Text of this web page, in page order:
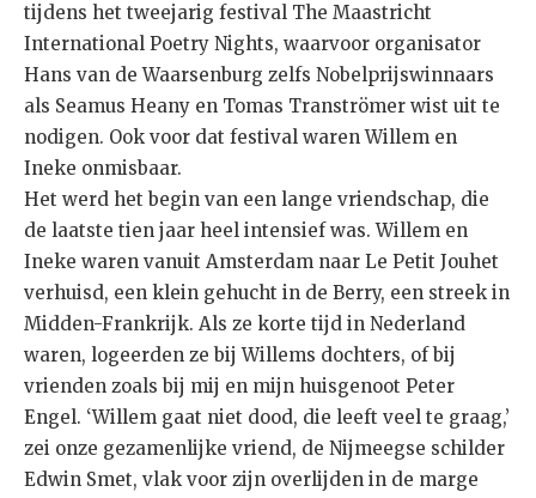
tijdens het tweejarig festival The Maastricht
International Poetry Nights, waarvoor organisator
Hans van de Waarsenburg zelfs Nobelprijswinnaars
als Seamus Heany en Tomas Tranströmer wist uit te
nodigen. Ook voor dat festival waren Willem en
Ineke onmisbaar.
Het werd het begin van een lange vriendschap, die
de laatste tien jaar heel intensief was. Willem en
Ineke waren vanuit Amsterdam naar Le Petit Jouhet
verhuisd, een klein gehucht in de Berry, een streek in
Midden-Frankrijk. Als ze korte tijd in Nederland
waren, logeerden ze bij Willems dochters, of bij
vrienden zoals bij mij en mijn huisgenoot Peter
Engel. ‘Willem gaat niet dood, die leeft veel te graag,’
zei onze gezamenlijke vriend, de Nijmeegse schilder
Edwin Smet, vlak voor zijn overlijden in de marge